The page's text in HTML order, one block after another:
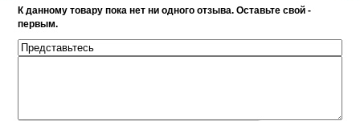
К данному товару пока нет ни одного отзыва. Оставьте свой -
первым.